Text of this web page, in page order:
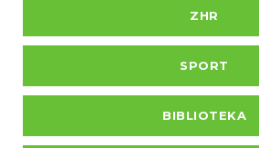
ZHR
SPORT
BIBLIOTEKA